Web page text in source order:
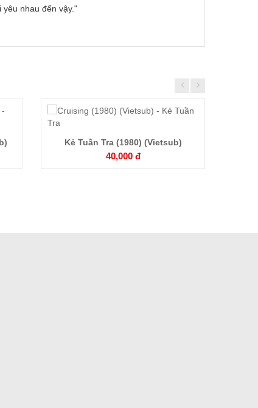
nhau đến vậy."
tiết
Kẻ Tuần Tra (1980) (Vietsub)
40,000 đ